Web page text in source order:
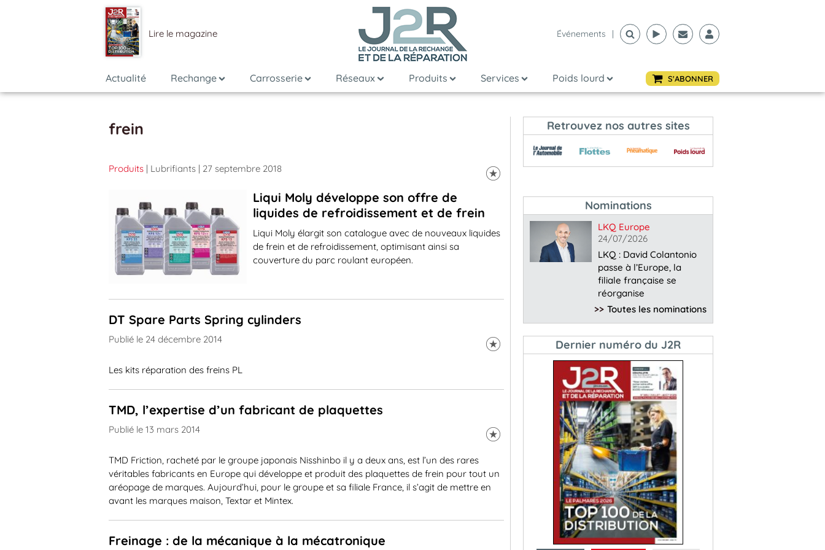
Lire le magazine Événements |
Actualité Rechange Carrosserie Réseaux Produits Services Poids lourd S'ABONNER
frein
Produits | Lubrifiants | 27 septembre 2018
Liqui Moly développe son offre de
liquides de refroidissement et de frein
Liqui Moly élargit son catalogue avec de nouveaux liquides
de frein et de refroidissement, optimisant ainsi sa
couverture du parc roulant européen.
DT Spare Parts Spring cylinders
Publié le 24 décembre 2014
Les kits réparation des freins PL
TMD, l’expertise d’un fabricant de plaquettes
Publié le 13 mars 2014
TMD Friction, racheté par le groupe japonais Nisshinbo il y a deux ans, est l’un des rares
véritables fabricants en Europe qui développe et produit des plaquettes de frein pour tout un
aréopage de marques. Aujourd’hui, pour le groupe et sa filiale France, il s’agit de mettre en
avant les marques maison, Textar et Mintex.
Freinage : de la mécanique à la mécatronique
Retrouvez nos autres sites
Nominations
LKQ Europe
24/07/2026
LKQ : David Colantonio
passe à l’Europe, la
filiale française se
réorganise
>> Toutes les nominations
Dernier numéro du J2R